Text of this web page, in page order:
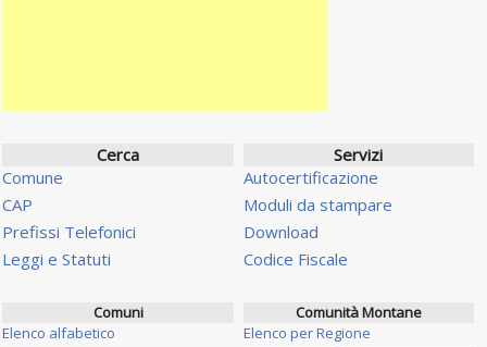
Cerca
Comune
CAP
Prefissi Telefonici
Leggi e Statuti
Servizi
Autocertificazione
Moduli da stampare
Download
Codice Fiscale
Comuni
Elenco alfabetico
Comunità Montane
Elenco per Regione